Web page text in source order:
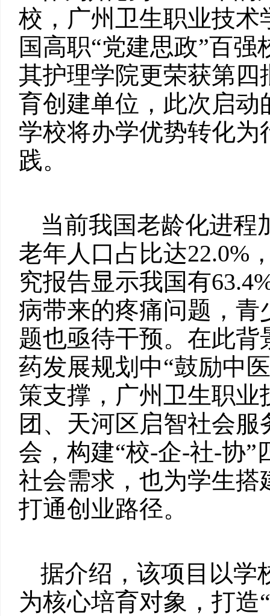
校，广州卫生职业技
国高职“党建思政”百
其护理学院更荣获第四
育创建单位，此次启动
学校将办学优势转化
践。
当前我国老龄化进程
老年人口占比达22.0%
究报告显示我国有
病带来的疼痛问题，
题也亟待干预。在此背
药发展规划中“鼓励中
策支撑，广州卫生职
团、天河区启智社会
会，构建“校-企-社-协
社会需求，也为学生
打通创业路径。
据介绍，该项目以学
为核心培育对象，打